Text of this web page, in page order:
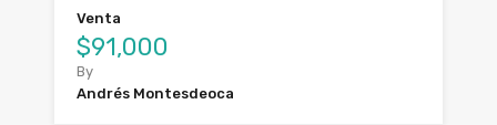
Venta
$91,000
By
Andrés Montesdeoca